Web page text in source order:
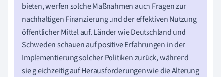
bieten, werfen solche Maßnahmen auch Fragen zur
nachhaltigen Finanzierung und der effektiven Nutzung
öffentlicher Mittel auf. Länder wie Deutschland und
Schweden schauen auf positive Erfahrungen in der
Implementierung solcher Politiken zurück, während
sie gleichzeitig auf Herausforderungen wie die Alterung